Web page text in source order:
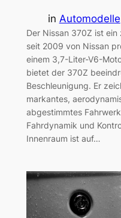
in Automodelle
Der Nissan 370Z ist
seit 2009 von Nissan
einem 3,7-Liter-V6-
bietet der 370Z
Beschleunigung. Er
markantes,
abgestimmtes
Fahrdynamik und
Innenraum ist auf…